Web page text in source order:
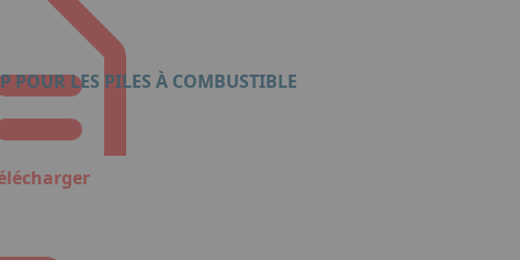
POUR LES PILES À COMBUSTIBLE